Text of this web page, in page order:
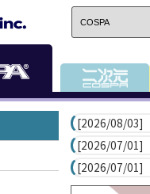
[2026/08/03]
[2026/07/01]
[2026/07/01]